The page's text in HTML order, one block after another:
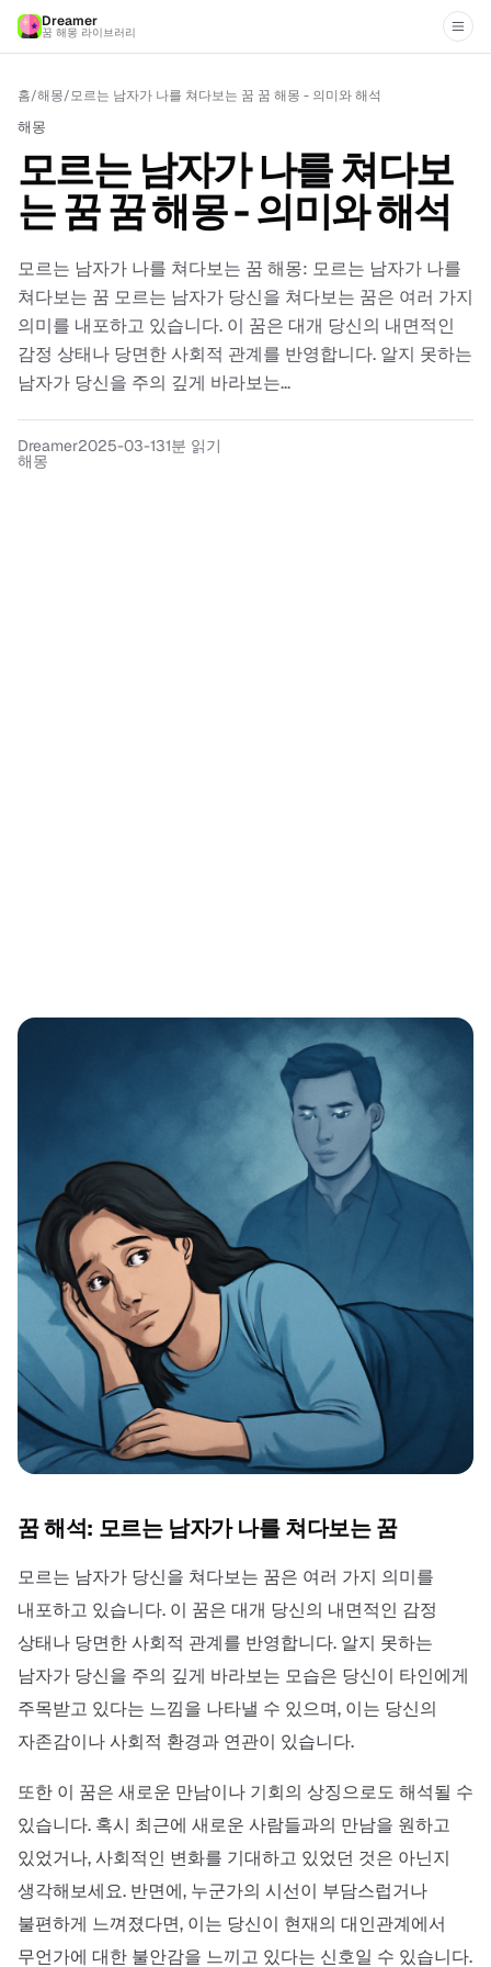
Dreamer
꿈 해몽 라이브러리
홈/해몽/모르는 남자가 나를 쳐다보는 꿈 꿈 해몽 - 의미와 해석
해몽
모르는 남자가 나를 쳐다보
는 꿈 꿈 해몽 - 의미와 해석
모르는 남자가 나를 쳐다보는 꿈 해몽: 모르는 남자가 나를
쳐다보는 꿈 모르는 남자가 당신을 쳐다보는 꿈은 여러 가지
의미를 내포하고 있습니다. 이 꿈은 대개 당신의 내면적인
감정 상태나 당면한 사회적 관계를 반영합니다. 알지 못하는
남자가 당신을 주의 깊게 바라보는...
Dreamer2025-03-131분 읽기
해몽
꿈 해석: 모르는 남자가 나를 쳐다보는 꿈
모르는 남자가 당신을 쳐다보는 꿈은 여러 가지 의미를
내포하고 있습니다. 이 꿈은 대개 당신의 내면적인 감정
상태나 당면한 사회적 관계를 반영합니다. 알지 못하는
남자가 당신을 주의 깊게 바라보는 모습은 당신이 타인에게
주목받고 있다는 느낌을 나타낼 수 있으며, 이는 당신의
자존감이나 사회적 환경과 연관이 있습니다.
또한 이 꿈은 새로운 만남이나 기회의 상징으로도 해석될 수
있습니다. 혹시 최근에 새로운 사람들과의 만남을 원하고
있었거나, 사회적인 변화를 기대하고 있었던 것은 아닌지
생각해보세요. 반면에, 누군가의 시선이 부담스럽거나
불편하게 느껴졌다면, 이는 당신이 현재의 대인관계에서
무언가에 대한 불안감을 느끼고 있다는 신호일 수 있습니다.